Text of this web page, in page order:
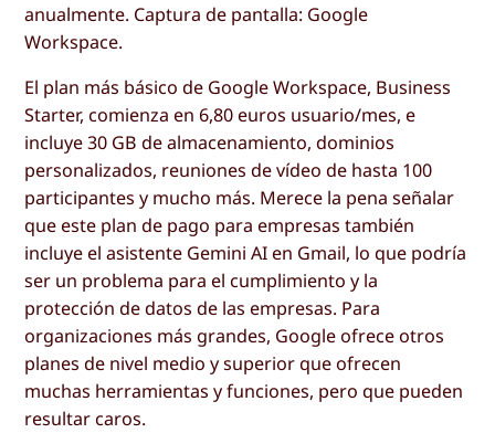
anualmente. Captura de pantalla: Google
Workspace.
El plan más básico de Google Workspace, Business
Starter, comienza en 6,80 euros usuario/mes, e
incluye 30 GB de almacenamiento, dominios
personalizados, reuniones de vídeo de hasta 100
participantes y mucho más. Merece la pena señalar
que este plan de pago para empresas también
incluye el asistente Gemini AI en Gmail, lo que podría
ser un problema para el cumplimiento y la
protección de datos de las empresas. Para
organizaciones más grandes, Google ofrece otros
planes de nivel medio y superior que ofrecen
muchas herramientas y funciones, pero que pueden
resultar caros.